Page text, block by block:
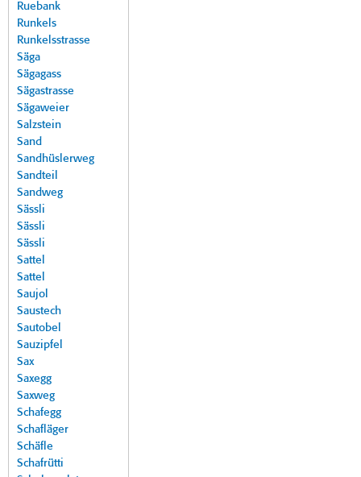
Ruebank
Runkels
Runkelsstrasse
Säga
Sägagass
Sägastrasse
Sägaweier
Salzstein
Sand
Sandhüslerweg
Sandteil
Sandweg
Sässli
Sässli
Sässli
Sattel
Sattel
Saujol
Saustech
Sautobel
Sauzipfel
Sax
Saxegg
Saxweg
Schafegg
Schafläger
Schäfle
Schafrütti